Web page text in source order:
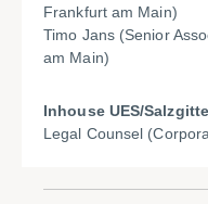
Frankfurt am Main)
Timo Jans (Senior
am Main)
Inhouse UES/
Legal Counsel